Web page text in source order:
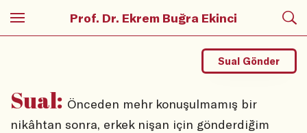
Prof. Dr. Ekrem Buğra Ekinci
Sual: Önceden mehr konuşulmamış bir
nikâhtan sonra, erkek nişan için gönderdiğim
Sual Gönder